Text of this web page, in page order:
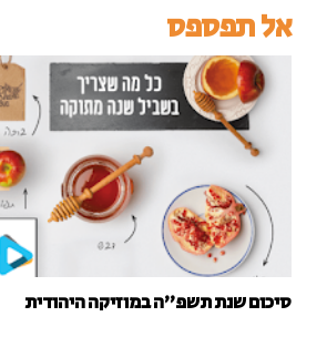
אל תפספס
סיכום שנת תשפ"ה במוזיקה היהודית